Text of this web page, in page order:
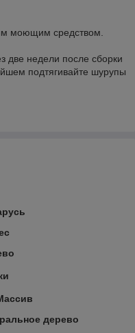
моющим средством.
две недели после сборки
подтягивайте шурупы
дерево